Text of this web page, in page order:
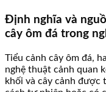
Định nghĩa và
cây ôm đá trong
Tiểu cảnh cây ôm đá,
nghệ thuật cảnh quan
khối và cây cảnh được